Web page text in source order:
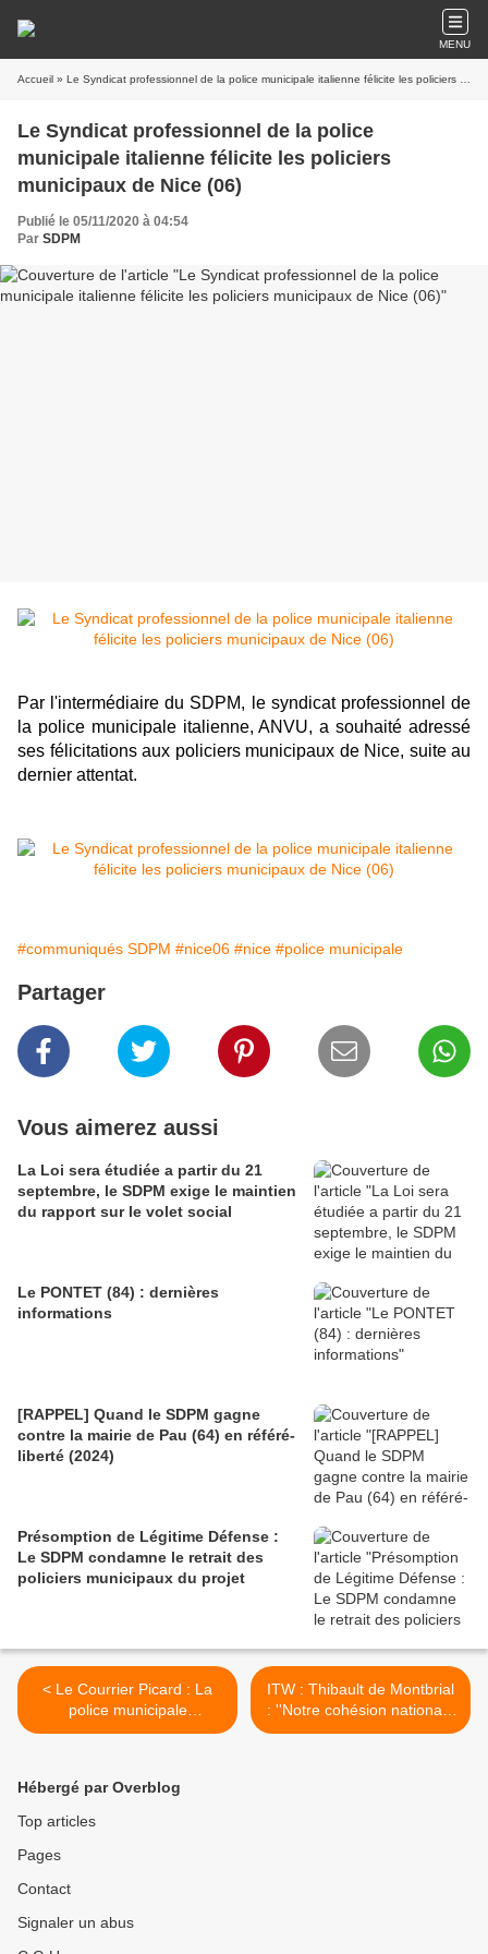
MENU
Accueil » Le Syndicat professionnel de la police municipale italienne félicite les policiers municipaux de Nice (06)
Le Syndicat professionnel de la police
municipale italienne félicite les policiers
municipaux de Nice (06)
Publié le 05/11/2020 à 04:54
Par SDPM
Par l'intermédiaire du SDPM, le syndicat professionnel de
la police municipale italienne, ANVU, a souhaité adressé
ses félicitations aux policiers municipaux de Nice, suite au
dernier attentat.
#communiqués SDPM #nice06 #nice #police municipale
Partager
Vous aimerez aussi
La Loi sera étudiée a partir du 21
septembre, le SDPM exige le maintien
du rapport sur le volet social
Le PONTET (84) : dernières
informations
[RAPPEL] Quand le SDPM gagne
contre la mairie de Pau (64) en référé-
liberté (2024)
Présomption de Légitime Défense :
Le SDPM condamne le retrait des
policiers municipaux du projet
< Le Courrier Picard : La
police municipale
d'Amiens(80) suit l'appel
ITW : Thibault de Montbrial
: ''Notre cohésion nationale
est en grand danger'' >
Hébergé par Overblog
Top articles
Pages
Contact
Signaler un abus